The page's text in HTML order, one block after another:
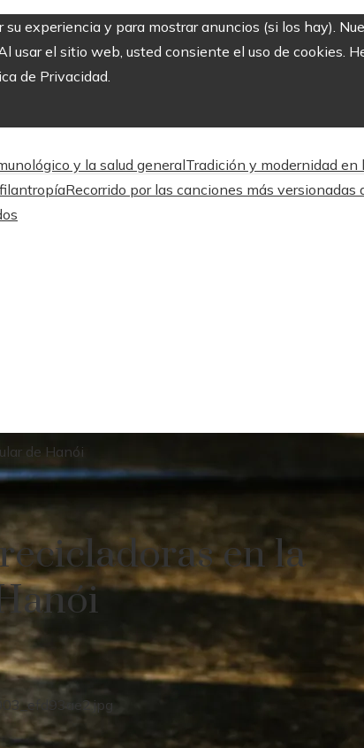
experiencia y para mostrar anuncios (si los hay).
usar el sitio web, usted consiente el uso de cookies.
de Privacidad.
y la salud generalTradición y modernidad
Recorrido por las canciones más versionadas
de Hanói
en la